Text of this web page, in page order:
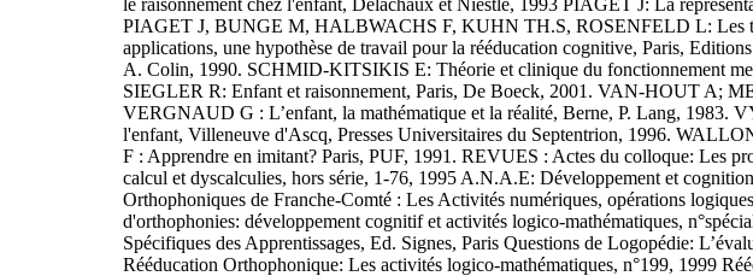
PIAGET J, BUNGE M, HALBWACHS F, KUHN TH.S, ROSENFELD L: Les
applications, une hypothèse de travail pour la rééducation cognitive, Paris,
A. Colin, 1990. SCHMID-KITSIKIS E: Théorie et clinique du fonctionnement
SIEGLER R: Enfant et raisonnement, Paris, De Boeck, 2001. VAN-HOUT A;
VERGNAUD G : L’enfant, la mathématique et la réalité, Berne, P. Lang, 1983.
l'enfant, Villeneuve d'Ascq, Presses Universitaires du Septentrion, 1996.
F : Apprendre en imitant? Paris, PUF, 1991. REVUES : Actes du colloque: Les
calcul et dyscalculies, hors série, 1-76, 1995 A.N.A.E: Développement et
Orthophoniques de Franche-Comté : Les Activités numériques, opérations
d'orthophonies: développement cognitif et activités logico-mathématiques,
Spécifiques des Apprentissages, Ed. Signes, Paris Questions de Logopédie:
Rééducation Orthophonique: Les activités logico-mathématiques, n°199, 1999